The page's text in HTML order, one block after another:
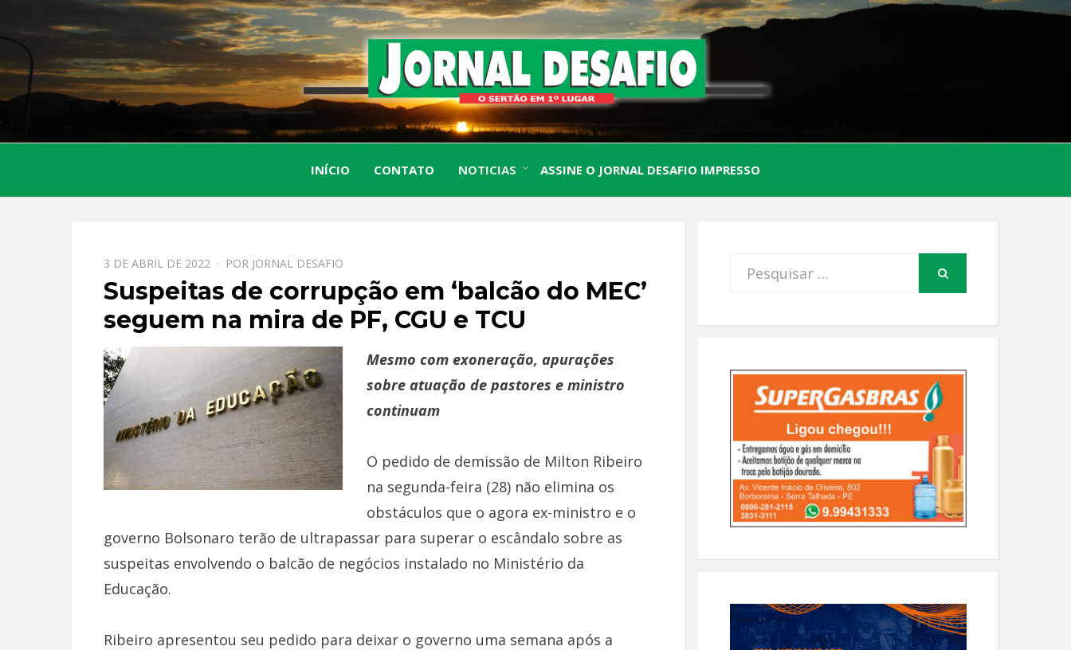
JORNAL
DESAFIO
O Sertão em 1º Lugar
INÍCIO CONTATO NOTICIAS ASSINE O JORNAL DESAFIO IMPRESSO
PPOSTADO
EM
3 DE ABRIL DE 2022 POR JORNAL DESAFIO
Suspeitas de corrupção em ‘balcão do MEC’
seguem na mira de PF, CGU e TCU
Mesmo com exoneração, apurações
sobre atuação de pastores e ministro
continuam
O pedido de demissão de Milton Ribeiro
na segunda-feira (28) não elimina os
obstáculos que o agora ex-ministro e o
governo Bolsonaro terão de ultrapassar para superar o escândalo sobre as
suspeitas envolvendo o balcão de negócios instalado no Ministério da
Educação.
Ribeiro apresentou seu pedido para deixar o governo uma semana após a
Procurar